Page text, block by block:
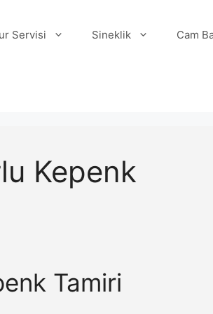
Servisi Sineklik Cam
Kepenk
Tamiri